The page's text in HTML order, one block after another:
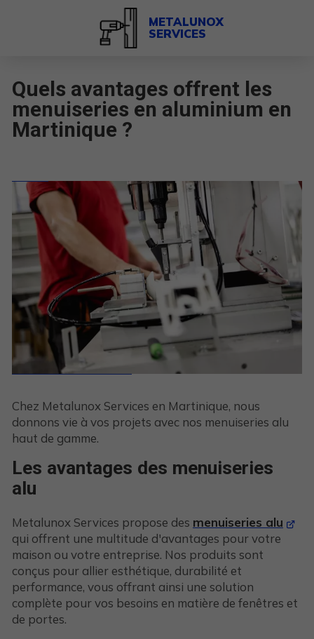
METALUNOX
SERVICES
Quels avantages offrent les
menuiseries en aluminium en
Martinique ?
Chez Metalunox Services en Martinique, nous
donnons vie à vos projets avec nos menuiseries alu
haut de gamme.
Les avantages des menuiseries
alu
Metalunox Services propose des menuiseries alu
qui offrent une multitude d'avantages pour votre
maison ou votre entreprise. Nos produits sont
conçus pour allier esthétique, durabilité et
performance, vous offrant ainsi une solution
complète pour vos besoins en matière de fenêtres et
de portes.